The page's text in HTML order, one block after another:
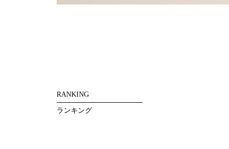
RANKING
ランキング